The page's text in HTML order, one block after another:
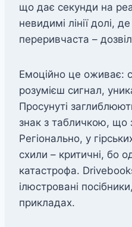
що дає секунди на
невидимі лінії долі,
переривчаста –
Емоційно це оживає:
розумієш сигнал,
Просунуті
знак з табличкою, що
Регіонально, у
схили – критичні, бо
катастрофа.
ілюстровані
прикладах.